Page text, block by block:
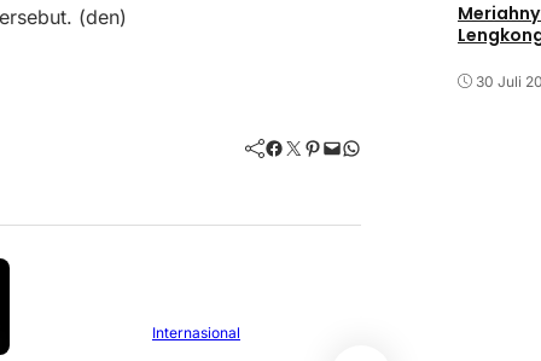
(den)
Facebook Twitter Pinterest Mail WhatsApp
Internasional
30 Juli